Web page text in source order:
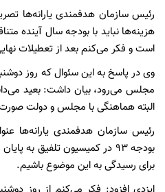
رئیس سازمان هدفمندی یارانه‌ها
هزینه‌ها نباید با بودجه سال آینده
است و فکر می‌کنم بعد از تعطیلات
وی در پاسخ به این سئوال که روز
مجلس می‌رود، بیان داشت: بعید
البته هماهنگی با مجلس و دولت
رئیس سازمان هدفمندی یارانه‌ها
بودجه 93 در کمیسیون تلفیق
برای رسیدگی به این موضوع باشیم.